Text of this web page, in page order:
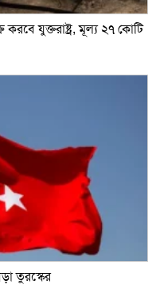
করবে যুক্তরাষ্ট্র, মূল্য ২৭ কোটি
তুরস্কের